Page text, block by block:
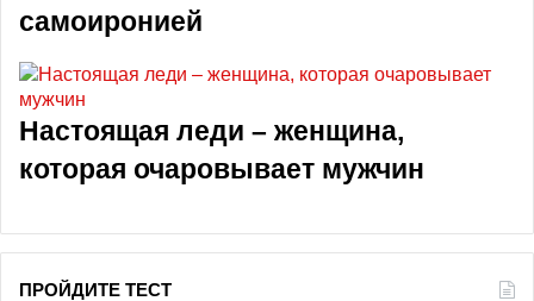
самоиронией
Настоящая леди – женщина,
которая очаровывает мужчин
ПРОЙДИТЕ ТЕСТ